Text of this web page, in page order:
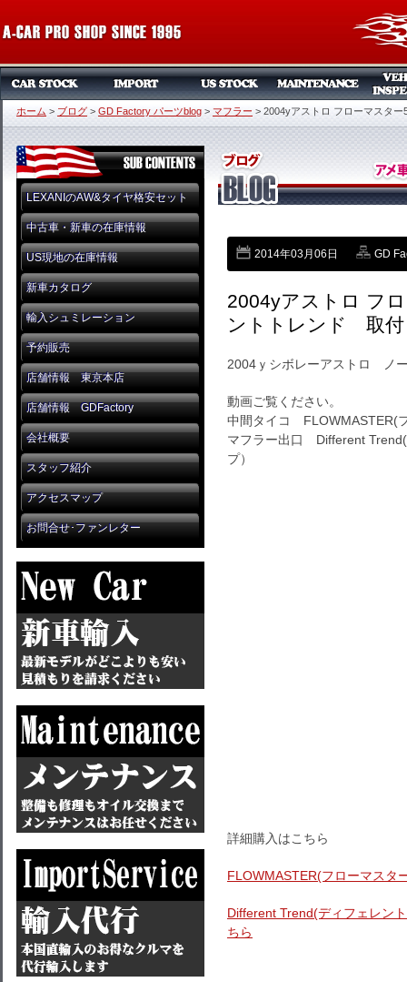
ホーム > ブログ > GD Factory パーツblog > マフラー > 2004yアストロ フローマスタ
LEXANIのAW&タイヤ格安セット
中古車・新車の在庫情報
US現地の在庫情報
新車カタログ
輸入シュミレーション
予約販売
店舗情報 東京本店
店舗情報 GDFactory
会社概要
スタッフ紹介
アクセスマップ
お問合せ･ファンレター
2014年03月06日 GD
2004yアストロ フ
ントトレンド 取付
2004ｙシボレーアストロ ノ
動画ご覧ください。
中間タイコ FLOWMASTER(
マフラー出口 Different
プ）
詳細購入はこちら
FLOWMASTER(フローマスタ
Different Trend(ディフェレン
ちら